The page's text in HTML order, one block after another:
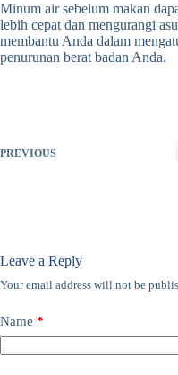
Minum air sebelum makan
lebih cepat dan mengurangi
membantu Anda dalam
penurunan berat badan Anda.
PREVIOUS
Leave a Reply
Your email address will not be
Name *